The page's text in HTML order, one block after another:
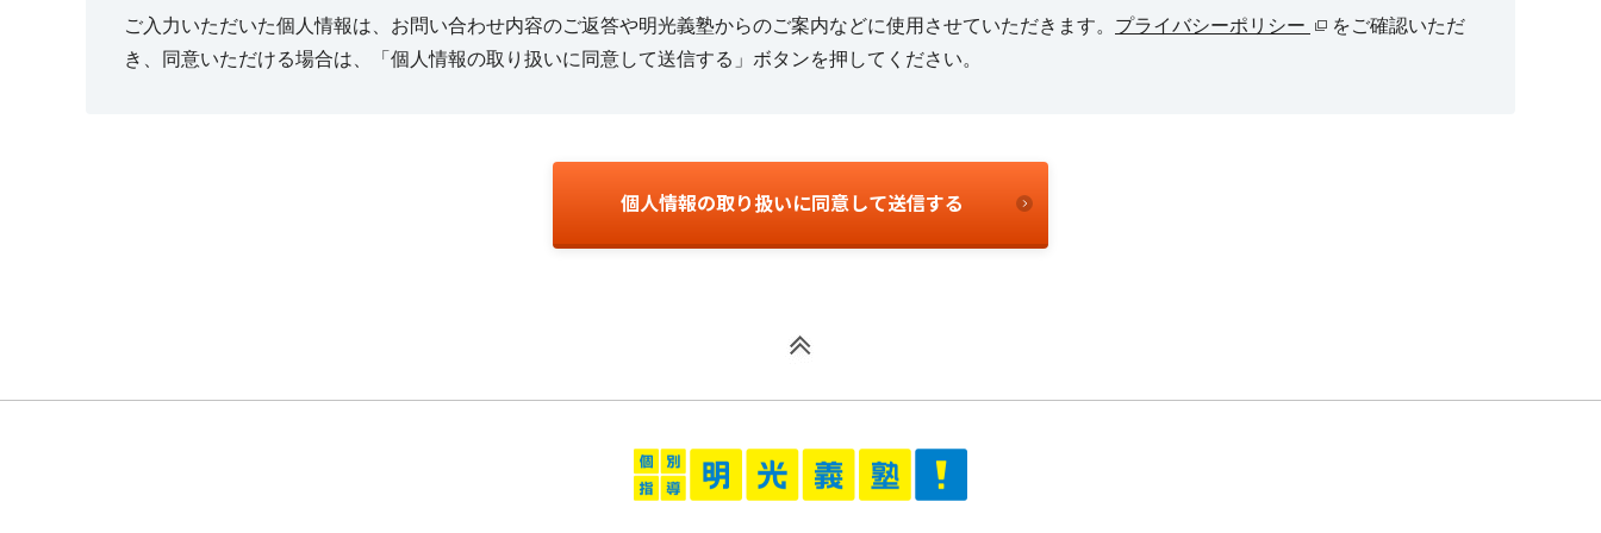
ご入力いただいた個人情報は、お問い合わせ内容のご返答や明光義塾からのご案内などに使用させていただきます。 プライバシーポリシー
をご確認いただ
き、同意いただける場合は、「個人情報の取り扱いに同意して送信する」ボタンを押してください。
個人情報の取り扱いに同意して送信する